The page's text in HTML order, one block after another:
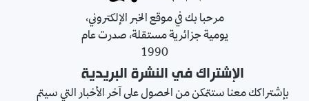
مرحبا بك في موقع الخبر الإلكتروني،
يومية جزائرية مستقلة، صدرت عام
1990
الإشتراك في النشرة البريدية
بإشتراكك معنا ستتمكن من الحصول على آخر الأخبار التي سيتم